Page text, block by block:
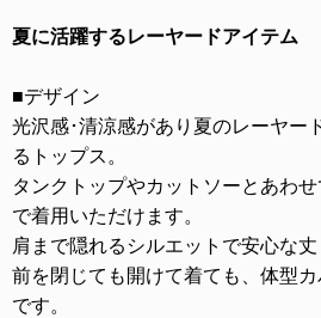
夏に活躍するレーヤードアイテム
■デザイン
光沢感･清涼感があり夏のレーヤー
るトップス。
タンクトップやカットソーとあわ
で着用いただけます。
肩まで隠れるシルエットで安心な丈
前を閉じても開けて着ても、体型
です。